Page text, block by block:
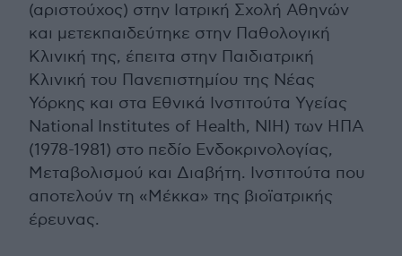
(αριστούχος) στην Ιατρική Σχολή Αθηνών
και μετεκπαιδεύτηκε στην Παθολογική
Κλινική της, έπειτα στην Παιδιατρική
Κλινική του Πανεπιστημίου της Νέας
Υόρκης και στα Εθνικά Ινστιτούτα Υγείας
National Institutes of Health, ΝΙΗ) των ΗΠΑ
(1978-1981) στο πεδίο Ενδοκρινολογίας,
Μεταβολισμού και Διαβήτη. Ινστιτούτα που
αποτελούν τη «Μέκκα» της βιοϊατρικής
έρευνας.